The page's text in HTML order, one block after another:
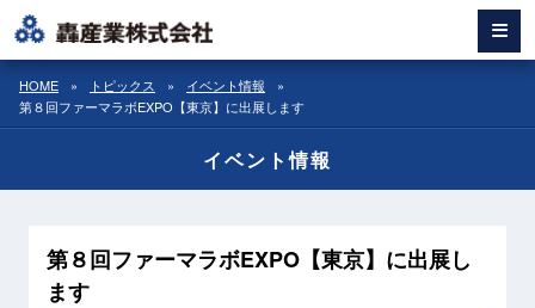
HOME » トピックス » イベント情報
»
第８回ファーマラボEXPO【東京】に出展します
イベント情報
第８回ファーマラボEXPO【東京】に出展し
ます